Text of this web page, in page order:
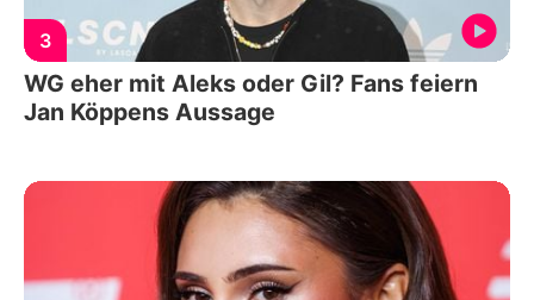
3
WG eher mit Aleks oder Gil? Fans feiern
Jan Köppens Aussage